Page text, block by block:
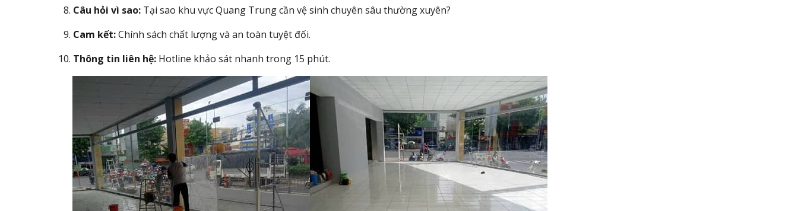
Câu hỏi vì sao:Tại sao khu vực Quang Trung cần vệ sinh chuyên sâu thường xuyên?
Cam kết:Chính sách chất lượng và an toàn tuyệt đối.
Thông tin liên hệ:Hotline khảo sát nhanh trong 15 phút.